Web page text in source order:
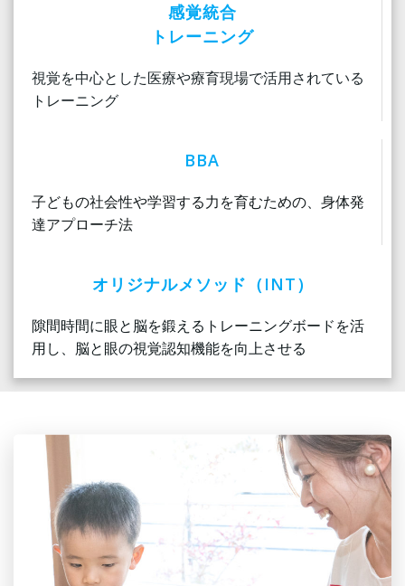
感覚統合
トレーニング
視覚を中心とした医療や療育現場で活用されている
トレーニング
BBA
子どもの社会性や学習する力を育むための、身体発
達アプローチ法
オリジナルメソッド（INT）
隙間時間に眼と脳を鍛えるトレーニングボードを活
用し、脳と眼の視覚認知機能を向上させる